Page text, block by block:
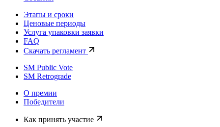
Этапы и сроки
Ценовые периоды
Услуга упаковки заявки
FAQ
Скачать регламент
SM Public Vote
SM Retrograde
О премии
Победители
Как принять участие